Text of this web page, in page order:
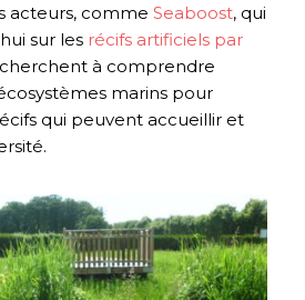
acteurs, comme Seaboost, qui
sur les récifs artificiels par
cherchent à comprendre
marins pour
qui peuvent accueillir et